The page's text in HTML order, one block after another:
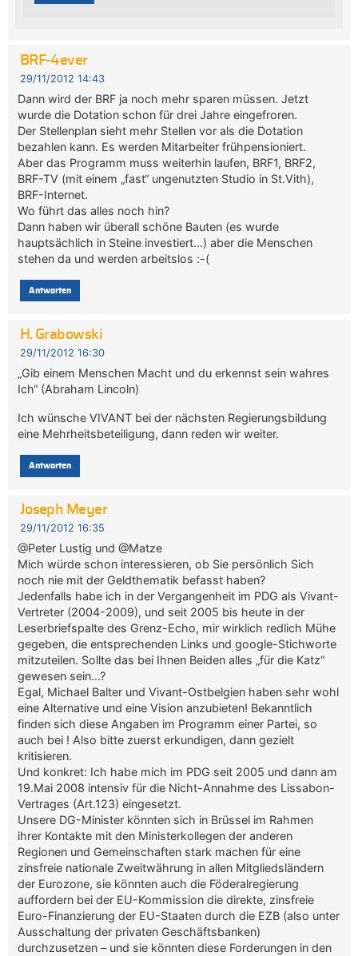
BRF-4ever
29/11/2012 14:43
Dann wird der BRF ja noch mehr sparen müssen. Jetzt
wurde die Dotation schon für drei Jahre eingefroren.
Der Stellenplan sieht mehr Stellen vor als die Dotation
bezahlen kann. Es werden Mitarbeiter frühpensioniert.
Aber das Programm muss weiterhin laufen, BRF1, BRF2,
BRF-TV (mit einem „fast“ ungenutzten Studio in St.Vith),
BRF-Internet.
Wo führt das alles noch hin?
Dann haben wir überall schöne Bauten (es wurde
hauptsächlich in Steine investiert…) aber die Menschen
stehen da und werden arbeitslos :-(
Antworten
H. Grabowski
29/11/2012 16:30
„Gib einem Menschen Macht und du erkennst sein wahres
Ich“ (Abraham Lincoln)
Ich wünsche VIVANT bei der nächsten Regierungsbildung
eine Mehrheitsbeteiligung, dann reden wir weiter.
Antworten
Joseph Meyer
29/11/2012 16:35
@Peter Lustig und @Matze
Mich würde schon interessieren, ob Sie persönlich Sich
noch nie mit der Geldthematik befasst haben?
Jedenfalls habe ich in der Vergangenheit im PDG als Vivant-
Vertreter (2004-2009), und seit 2005 bis heute in der
Leserbriefspalte des Grenz-Echo, mir wirklich redlich Mühe
gegeben, die entsprechenden Links und google-Stichworte
mitzuteilen. Sollte das bei Ihnen Beiden alles „für die Katz“
gewesen sein…?
Egal, Michael Balter und Vivant-Ostbelgien haben sehr wohl
eine Alternative und eine Vision anzubieten! Bekanntlich
finden sich diese Angaben im Programm einer Partei, so
auch bei ! Also bitte zuerst erkundigen, dann gezielt
kritisieren.
Und konkret: Ich habe mich im PDG seit 2005 und dann am
19.Mai 2008 intensiv für die Nicht-Annahme des Lissabon-
Vertrages (Art.123) eingesetzt.
Unsere DG-Minister könnten sich in Brüssel im Rahmen
ihrer Kontakte mit den Ministerkollegen der anderen
Regionen und Gemeinschaften stark machen für eine
zinsfreie nationale Zweitwährung in allen Mitgliedsländern
der Eurozone, sie könnten auch die Föderalregierung
auffordern bei der EU-Kommission die direkte, zinsfreie
Euro-Finanzierung der EU-Staaten durch die EZB (also unter
Ausschaltung der privaten Geschäftsbanken)
durchzusetzen – und sie könnten diese Forderungen in den